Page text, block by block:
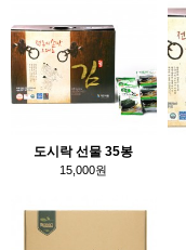
도시락 선물 35봉
15,000원